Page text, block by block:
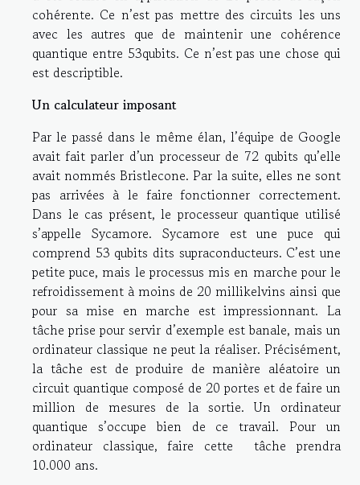
cohérente. Ce n’est pas mettre des circuits les uns
avec les autres que de maintenir une cohérence
quantique entre 53qubits. Ce n’est pas une chose qui
est descriptible.
Un calculateur imposant
Par le passé dans le même élan, l’équipe de Google
avait fait parler d’un processeur de 72 qubits qu’elle
avait nommés Bristlecone. Par la suite, elles ne sont
pas arrivées à le faire fonctionner correctement.
Dans le cas présent, le processeur quantique utilisé
s’appelle Sycamore. Sycamore est une puce qui
comprend 53 qubits dits supraconducteurs. C’est une
petite puce, mais le processus mis en marche pour le
refroidissement à moins de 20 millikelvins ainsi que
pour sa mise en marche est impressionnant. La
tâche prise pour servir d’exemple est banale, mais un
ordinateur classique ne peut la réaliser. Précisément,
la tâche est de produire de manière aléatoire un
circuit quantique composé de 20 portes et de faire un
million de mesures de la sortie. Un ordinateur
quantique s’occupe bien de ce travail. Pour un
ordinateur classique, faire cette tâche prendra
10.000 ans.